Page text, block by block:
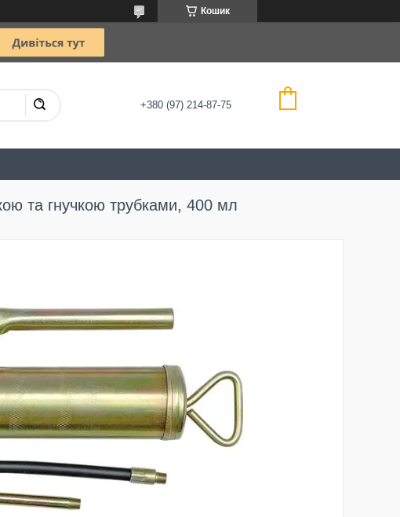
Кошик
+380 (97) 214-87-75
та гнучкою трубками, 400 мл